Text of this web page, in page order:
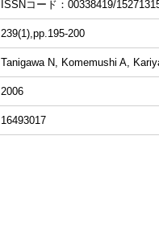
ISSNコード：00338419/
239(1),pp.195-200
Tanigawa N, Komemushi A,
2006
16493017